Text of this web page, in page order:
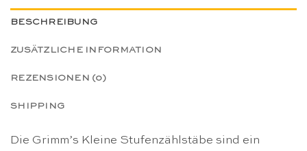
BESCHREIBUNG
ZUSÄTZLICHE INFORMATION
REZENSIONEN (0)
SHIPPING
Die Grimm’s Kleine Stufenzählstäbe sind ein